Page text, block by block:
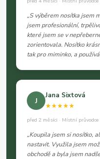
„S výběrem nosítka jsem
jsem profesionální,
které jsem se v
zorientovala. Nosítko
tak pro miminko, a
J
Jana Sixtová
★★★★★
před 2 měsíci · Místní průvodce
„Koupila jsem si nosítko,
nastavit. Využila jsem
obchodě a byla jsem